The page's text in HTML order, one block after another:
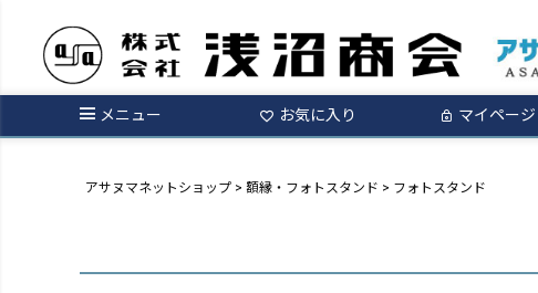
メニュー お気に入り マイページ
アサヌマネットショップ 額縁・フォトスタンド フォトスタンド